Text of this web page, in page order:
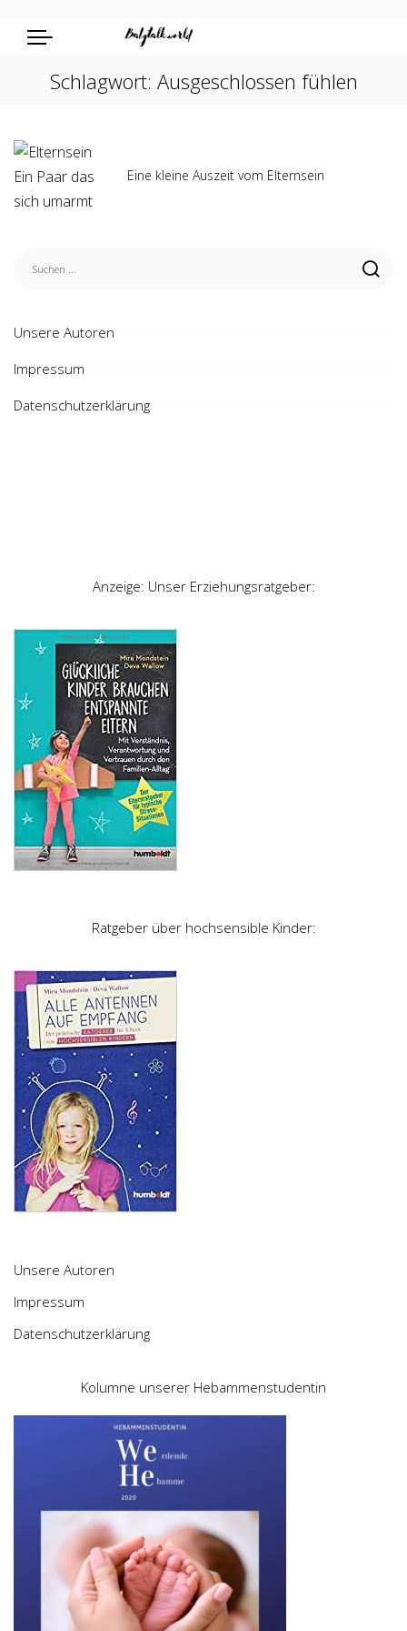
Schlagwort: Ausgeschlossen fühlen
Eine kleine Auszeit vom Elternsein
Unsere Autoren
Impressum
Datenschutzerklärung
Anzeige: Unser Erziehungsratgeber:
Ratgeber über hochsensible Kinder:
Unsere Autoren
Impressum
Datenschutzerklärung
Kolumne unserer Hebammenstudentin